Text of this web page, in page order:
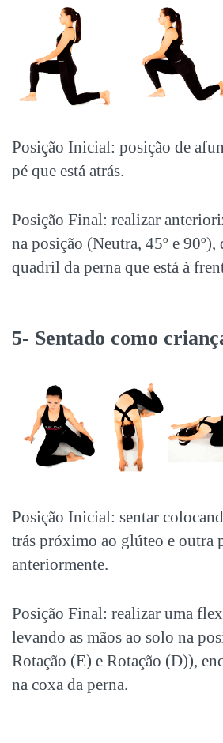
Posição Inicial: posição de
pé que está atrás.
Posição Final: realizar
na posição (Neutra, 45º e 90º),
quadril da perna que está à
5- Sentado como
Posição Inicial: sentar
trás próximo ao glúteo e outra
anteriormente.
Posição Final: realizar uma
levando as mãos ao solo na
Rotação (E) e Rotação (D)),
na coxa da perna.